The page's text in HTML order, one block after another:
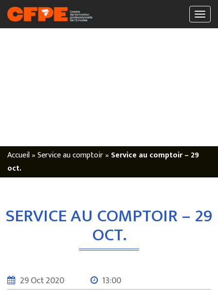
Accueil»Service au comptoir» Service au comptoir – 29
oct.
SERVICE AU COMPTOIR – 29
OCT.
29 Oct 2020
13:00